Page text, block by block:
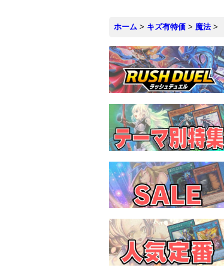
ホーム > キズ有特価 > 魔法 >